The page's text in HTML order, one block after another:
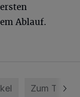
Ablauf.
Zum Thema